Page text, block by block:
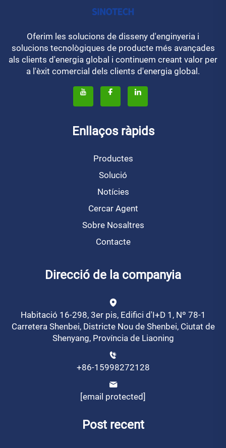
Oferim les solucions de disseny d'enginyeria i
solucions tecnològiques de producte més avançades
als clients d'energia global i continuem creant valor per
a l'èxit comercial dels clients d'energia global.
Enllaços ràpids
Productes
Solució
Notícies
Cercar Agent
Sobre Nosaltres
Contacte
Direcció de la companyia
Habitació 16-298, 3er pis, Edifici d'I+D 1, Nº 78-1
Carretera Shenbei, Districte Nou de Shenbei, Ciutat de
Shenyang, Província de Liaoning
+86-15998272128
[email protected]
Post recent